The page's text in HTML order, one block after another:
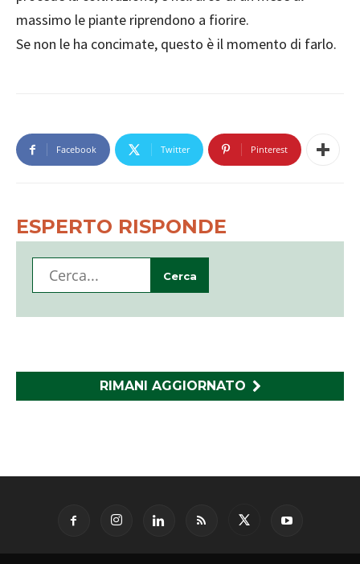
massimo le piante riprendono a fiorire.
Se non le ha concimate, questo è il momento di farlo.
Facebook Twitter Pinterest
ESPERTO RISPONDE
RIMANI AGGIORNATO